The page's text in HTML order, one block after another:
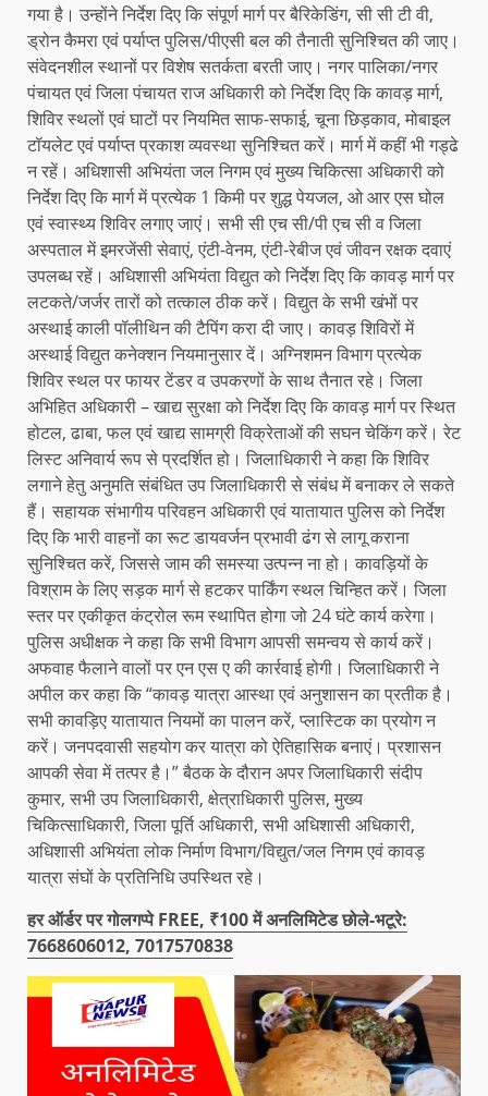
गया है। उन्होंने निर्देश दिए कि संपूर्ण मार्ग पर बैरिकेडिंग, सी सी टी वी,
ड्रोन कैमरा एवं पर्याप्त पुलिस/पीएसी बल की तैनाती सुनिश्चित की जाए।
संवेदनशील स्थानों पर विशेष सतर्कता बरती जाए। नगर पालिका/नगर
पंचायत एवं जिला पंचायत राज अधिकारी को निर्देश दिए कि कावड़ मार्ग,
शिविर स्थलों एवं घाटों पर नियमित साफ-सफाई, चूना छिड़काव, मोबाइल
टॉयलेट एवं पर्याप्त प्रकाश व्यवस्था सुनिश्चित करें। मार्ग में कहीं भी गड्ढे
न रहें। अधिशासी अभियंता जल निगम एवं मुख्य चिकित्सा अधिकारी को
निर्देश दिए कि मार्ग में प्रत्येक 1 किमी पर शुद्ध पेयजल, ओ आर एस घोल
एवं स्वास्थ्य शिविर लगाए जाएं। सभी सी एच सी/पी एच सी व जिला
अस्पताल में इमरजेंसी सेवाएं, एंटी-वेनम, एंटी-रेबीज एवं जीवन रक्षक दवाएं
उपलब्ध रहें। अधिशासी अभियंता विद्युत को निर्देश दिए कि कावड़ मार्ग पर
लटकते/जर्जर तारों को तत्काल ठीक करें। विद्युत के सभी खंभों पर
अस्थाई काली पॉलीथिन की टैपिंग करा दी जाए। कावड़ शिविरों में
अस्थाई विद्युत कनेक्शन नियमानुसार दें। अग्निशमन विभाग प्रत्येक
शिविर स्थल पर फायर टेंडर व उपकरणों के साथ तैनात रहे। जिला
अभिहित अधिकारी – खाद्य सुरक्षा को निर्देश दिए कि कावड़ मार्ग पर स्थित
होटल, ढाबा, फल एवं खाद्य सामग्री विक्रेताओं की सघन चेकिंग करें। रेट
लिस्ट अनिवार्य रूप से प्रदर्शित हो। जिलाधिकारी ने कहा कि शिविर
लगाने हेतु अनुमति संबंधित उप जिलाधिकारी से संबंध में बनाकर ले सकते
हैं। सहायक संभागीय परिवहन अधिकारी एवं यातायात पुलिस को निर्देश
दिए कि भारी वाहनों का रूट डायवर्जन प्रभावी ढंग से लागू कराना
सुनिश्चित करें, जिससे जाम की समस्या उत्पन्न ना हो। कावड़ियों के
विश्राम के लिए सड़क मार्ग से हटकर पार्किंग स्थल चिन्हित करें। जिला
स्तर पर एकीकृत कंट्रोल रूम स्थापित होगा जो 24 घंटे कार्य करेगा।
पुलिस अधीक्षक ने कहा कि सभी विभाग आपसी समन्वय से कार्य करें।
अफवाह फैलाने वालों पर एन एस ए की कार्रवाई होगी। जिलाधिकारी ने
अपील कर कहा कि “कावड़ यात्रा आस्था एवं अनुशासन का प्रतीक है।
सभी कावड़िए यातायात नियमों का पालन करें, प्लास्टिक का प्रयोग न
करें। जनपदवासी सहयोग कर यात्रा को ऐतिहासिक बनाएं। प्रशासन
आपकी सेवा में तत्पर है।” बैठक के दौरान अपर जिलाधिकारी संदीप
कुमार, सभी उप जिलाधिकारी, क्षेत्राधिकारी पुलिस, मुख्य
चिकित्साधिकारी, जिला पूर्ति अधिकारी, सभी अधिशासी अधिकारी,
अधिशासी अभियंता लोक निर्माण विभाग/विद्युत/जल निगम एवं कावड़
यात्रा संघों के प्रतिनिधि उपस्थित रहे।
हर ऑर्डर पर गोलगप्पे FREE, ₹100 में अनलिमिटेड छोले-भटूरे:
7668606012, 7017570838